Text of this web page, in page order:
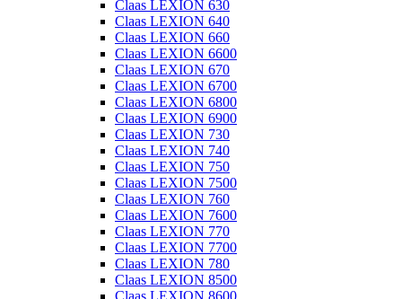
Claas LEXION 630
Claas LEXION 640
Claas LEXION 660
Claas LEXION 6600
Claas LEXION 670
Claas LEXION 6700
Claas LEXION 6800
Claas LEXION 6900
Claas LEXION 730
Claas LEXION 740
Claas LEXION 750
Claas LEXION 7500
Claas LEXION 760
Claas LEXION 7600
Claas LEXION 770
Claas LEXION 7700
Claas LEXION 780
Claas LEXION 8500
Claas LEXION 8600